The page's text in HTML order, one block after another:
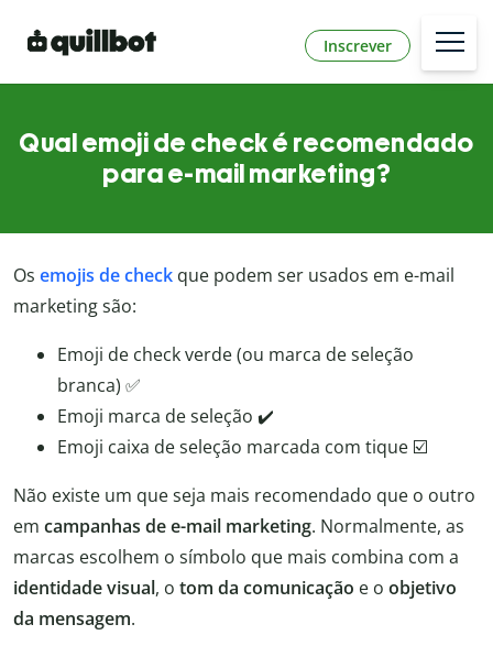
Inscrever
Qual emoji de check é recomendado
para e-mail marketing?
Os emojis de check que podem ser usados em e-mail
marketing são:
Emoji de check verde (ou marca de seleção
branca) ✅
Emoji marca de seleção ✔️
Emoji caixa de seleção marcada com tique ☑️
Não existe um que seja mais recomendado que o outro
em campanhas de e-mail marketing. Normalmente, as
marcas escolhem o símbolo que mais combina com a
identidade visual, o tom da comunicação e o objetivo
da mensagem.